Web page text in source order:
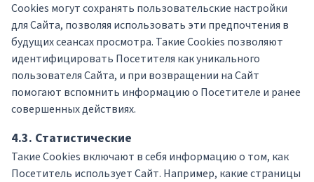
Сookies могут сохранять пользовательские настройки
для Сайта, позволяя использовать эти предпочтения в
будущих сеансах просмотра. Такие Cookies позволяют
идентифицировать Посетителя как уникального
пользователя Сайта, и при возвращении на Сайт
помогают вспомнить информацию о Посетителе и ранее
совершенных действиях.
4.3. Статистические
Такие Cookies включают в себя информацию о том, как
Посетитель использует Сайт. Например, какие страницы